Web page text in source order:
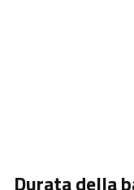
Durata della